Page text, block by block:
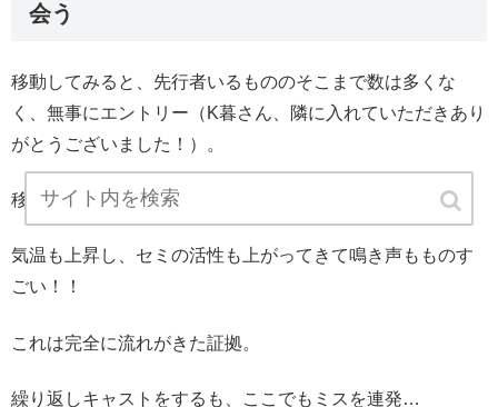
会う
移動してみると、先行者いるもののそこまで数は多くな
く、無事にエントリー（K暮さん、隣に入れていただきあり
がとうございました！）。
移動して一投目、早速魚からの反応あり！！
気温も上昇し、セミの活性も上がってきて鳴き声もものす
ごい！！
これは完全に流れがきた証拠。
繰り返しキャストをするも、ここでもミスを連発…